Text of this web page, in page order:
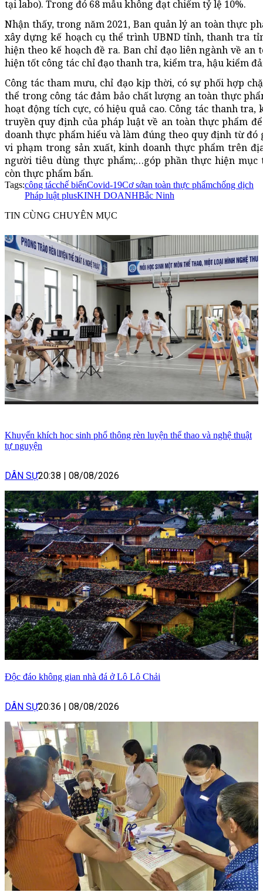
tại labo). Trong đó 68 mẫu không đạt chiếm tỷ lệ 10%.
Nhận thấy, trong năm 2021, Ban quản lý an toàn thực
xây dựng kế hoạch cụ thể trình UBND tỉnh, thanh tra
hiện theo kế hoạch đề ra. Ban chỉ đạo liên ngành về an
hiện tốt công tác chỉ đạo thanh tra, kiểm tra, hậu kiểm
Công tác tham mưu, chỉ đạo kịp thời, có sự phối hợp
thể trong công tác đảm bảo chất lượng an toàn thực
hoạt động tích cực, có hiệu quả cao. Công tác thanh
truyền quy định của pháp luật về an toàn thực phẩm
doanh thực phẩm hiểu và làm đúng theo quy định từ
vi phạm trong sản xuất, kinh doanh thực phẩm trên
người tiêu dùng thực phẩm;…góp phần thực hiện mục
còn thực phẩm bẩn.
Tags:công tácchế biếnCovid-19Cơ sởan toàn thực phẩmchống dịch
Pháp luật plusKINH DOANHBắc Ninh
TIN CÙNG CHUYÊN MỤC
Khuyến khích học sinh phổ thông rèn luyện thể thao và nghệ thuật
tự nguyện
DÂN SỰ20:38 08/08/2026
Độc đáo không gian nhà đá ở Lô Lô Chải
DÂN SỰ20:36 08/08/2026